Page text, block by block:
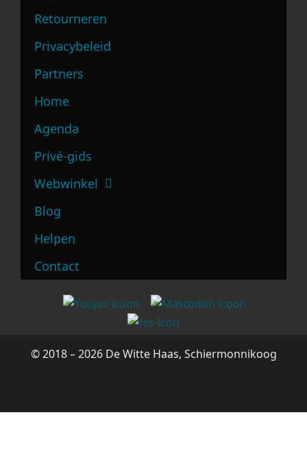
Retourneren
Privacybeleid
Partners
Home
Agenda
Privé-gids
Webwinkel
Blog
Helpen
Contact
© 2018 – 2026 De Witte Haas, Schiermonnikoog